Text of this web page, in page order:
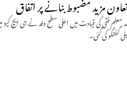
مزید مضبوط بنانے پر اتفاق
معلم فقی کی قیادت میں اعلیٰ سطح وفد نے جی ایچ
گفتگو کی گئی۔